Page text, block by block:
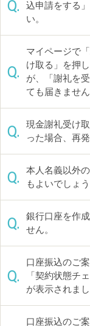
Q.
込申請をする
い。
Q.
マイページで
け取る」を押
が、「謝礼を
ても届きません
Q.
現金謝礼受け
った場合、再
Q.
本人名義以外
もよいでしょ
Q.
銀行口座を作
せん。
Q.
口座振込のご
「契約状態チ
が表示されまし
口座振込のご